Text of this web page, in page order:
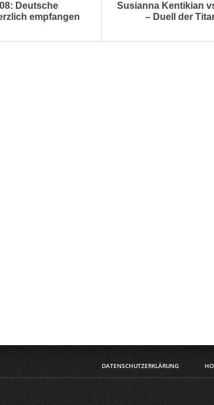
Deutsche
empfangen
Susianna Kentikian
– Duell der
DATENSCHUTZERKLÄRUNG